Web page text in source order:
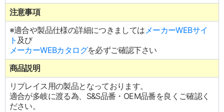
注意事項
※適合や製品仕様の詳細につきましてはメーカーWEBサイ
ト 及び
メーカーWEBカタログを必ずご確認下さい
商品説明
リプレイス用の製品となっております。
適合が多岐に渡る為、S&S品番・OEM品番を良くご確認く
ださい。